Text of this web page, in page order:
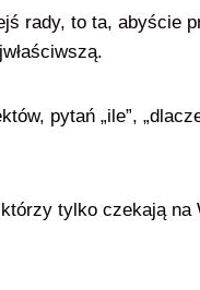
rady, to ta, abyście
pytań „ile”,
tylko czekają na